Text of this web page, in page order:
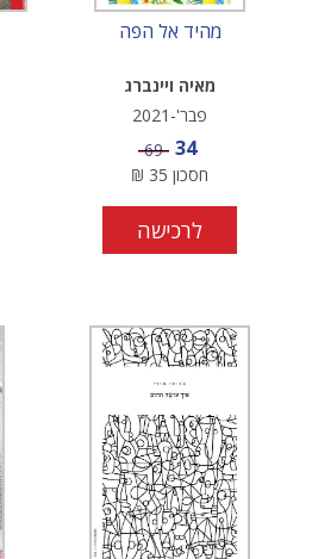
מהיד אל הפה
מאיה ויינברג
פבר'-2021
מחיר מבצע
34 מחיר
69
חסכון 35
₪
לרכישה